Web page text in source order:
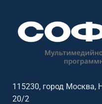
115230, город Москва,
20/2